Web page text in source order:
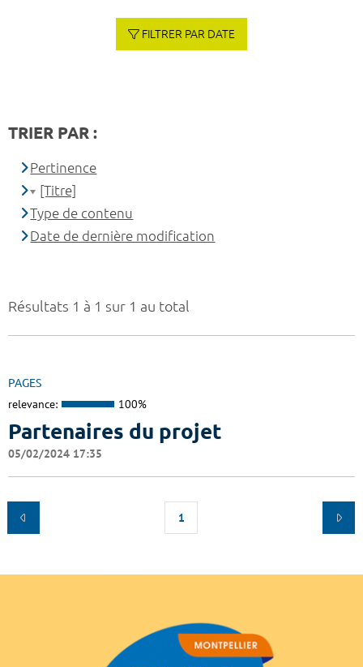
Résultats 1 à 1 sur 1 au total
PAGES
relevance: 100%
Partenaires du projet
05/02/2024 17:35
1
FILTRER PAR DATE
TRIER PAR :
Pertinence
[Titre]
Type de contenu
Date de dernière modification